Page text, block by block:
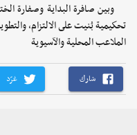
وبين صافرة البداية وصفارة
تحكيمية بُنيت على الالتزام،
الملاعب المحلية والآسيوية
شارك غرّد